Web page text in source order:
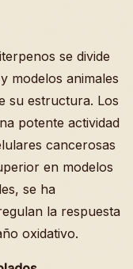
se divide
y modelos animales
su estructura. Los
potente actividad
cancerosas
en modelos
se ha
la respuesta
oxidativo.